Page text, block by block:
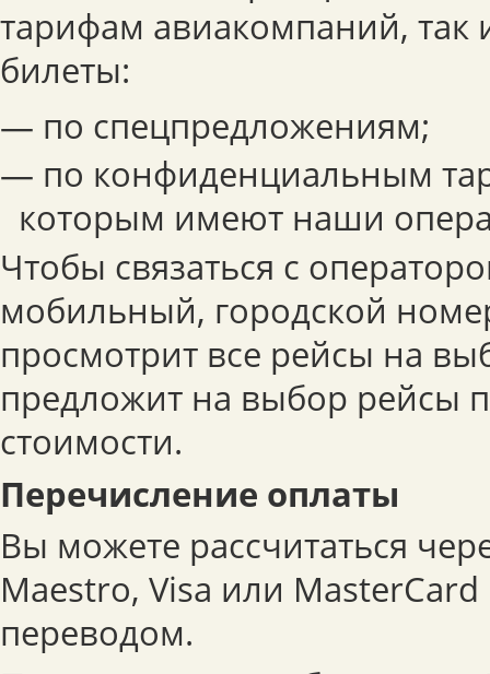
тарифам авиакомпаний, так
билеты:
— по спецпредложениям;
— по конфиденциальным
которым имеют наши
Чтобы связаться с
мобильный, городской
просмотрит все рейсы на
предложит на выбор рейсы
стоимости.
Перечисление оплаты
Вы можете рассчитаться
Maestro, Visa или
переводом.